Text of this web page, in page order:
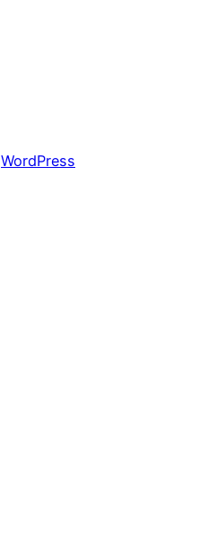
WordPress